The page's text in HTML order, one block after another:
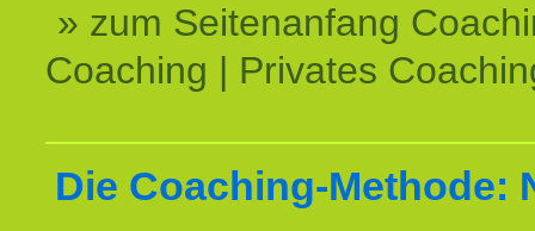
» zum Seitenanfang
Coaching | Privates
Die Coaching-Methode: